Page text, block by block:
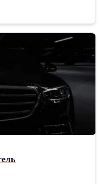
дилеров -> строгий
авто ->
в салоне Добро